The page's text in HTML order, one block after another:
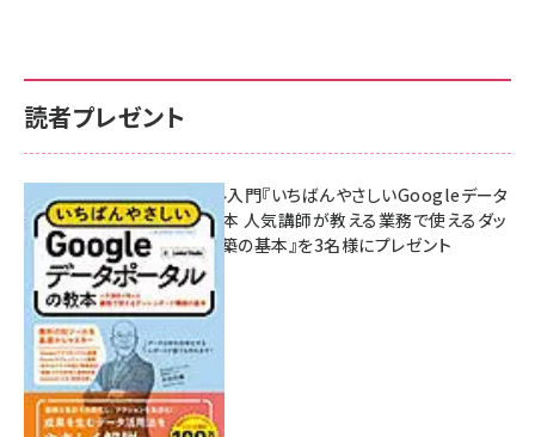
読者プレゼント
無料BIツール入門『いちばんやさしいGoogleデータ
ポータルの教本 人気講師が教える業務で使えるダッ
シュボード構築の基本』を3名様にプレゼント
7月31日 10:00